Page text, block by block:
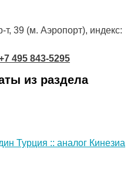
т, 39 (м. Аэропорт), индекс:
495 843-5295
из раздела
Турция :: аналог Кинезиа